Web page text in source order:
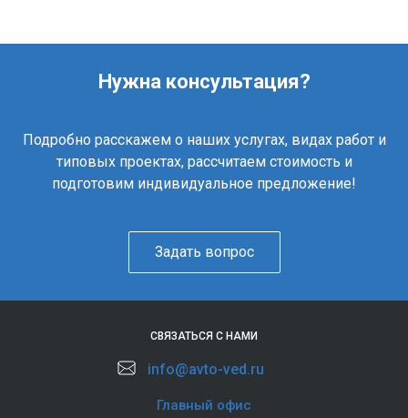
Нужна консультация?
Подробно расскажем о наших услугах, видах работ и
типовых проектах, рассчитаем стоимость и
подготовим индивидуальное предложение!
Задать вопрос
СВЯЗАТЬСЯ С НАМИ
info@avto-ved.ru
Главный офис